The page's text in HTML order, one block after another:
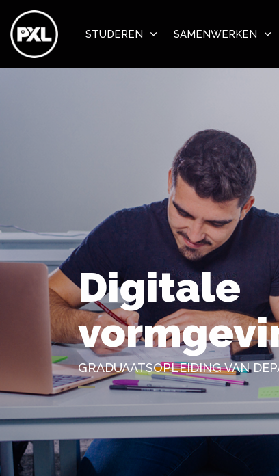
STUDEREN SAMENWERKEN
Digitale
GRADUAATSOPLEIDING VAN